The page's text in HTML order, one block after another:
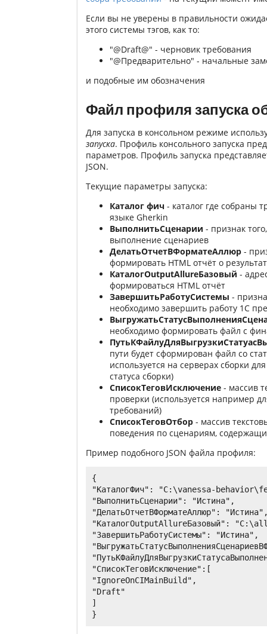
Если вы не уверены в правильности
этого системы тэгов, как то:
"@Draft@" - черновик требования
"@Предварительно" - начальные
и подобные им обозначения
Файл профиля запуска
Для запуска в консольном режиме
запуска. Профиль консольного запуска
параметров. Профиль запуска
JSON.
Текущие параметры запуска:
Каталог фич - каталог где собраны
языке Gherkin
ВыполнитьСценарии - признак
выполнение сценариев
ДелатьОтчетВФорматеАллюр-
формировать HTML отчёт о
КаталогOutputAllureБазовый -
формироваться HTML отчёт
ЗавершитьРаботуСистемы -
необходимо завершить работу 1С
необходимо формировать файл с
пути будет сформирован файл со
используется на серверах сборки
статуса сборки)
СписокТеговИсключение- массив
проверки (используется например
требований)
СписокТеговОтбор- массив
поведения по сценариям,
Пример подобного JSON файла профиля:
{
"КаталогФич": "C:\vanessa-
"ВыполнитьСценарии": "Истина",
"ДелатьОтчетВФорматеАллюр":
"КаталогOutputAllureБазовый":
"ЗавершитьРаботуСистемы": "Истина",
"СписокТеговИсключение":[
"IgnoreOnCIMainBuild",
"Draft"
]